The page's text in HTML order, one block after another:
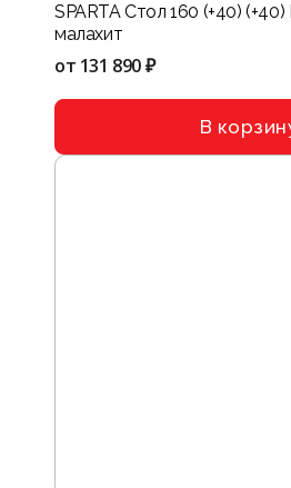
SPARTA Стол 160 (+40) (+40)
малахит
от 131 890 ₽
В